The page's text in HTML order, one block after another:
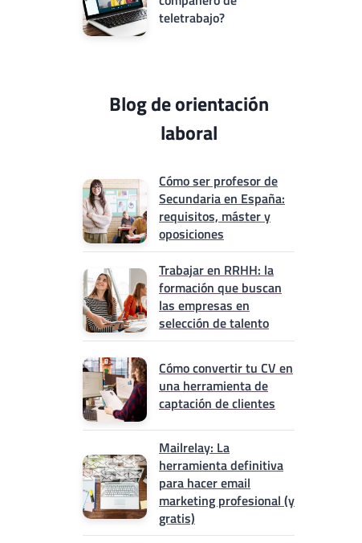
teletrabajo?
Blog de orientación
laboral
Cómo ser profesor de
Secundaria en España:
requisitos, máster y
oposiciones
Trabajar en RRHH: la
formación que buscan
las empresas en
selección de talento
Cómo convertir tu CV en
una herramienta de
captación de clientes
Mailrelay: La
herramienta definitiva
para hacer email
marketing profesional (y
gratis)